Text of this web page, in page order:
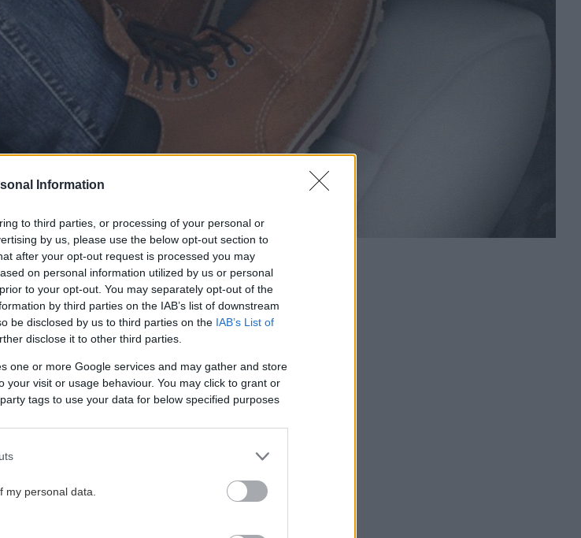
Information
to third parties, or processing of your personal or
by us, please use the below opt-out section to
after your opt-out request is processed you may
on personal information utilized by us or personal
to your opt-out. You may separately opt-out of the
by third parties on the IAB’s list of downstream
be disclosed by us to third parties on the IAB’s List of
disclose it to other third parties.
one or more Google services and may gather and store
your visit or usage behaviour. You may click to grant or
tags to use your data for below specified purposes
my personal data.